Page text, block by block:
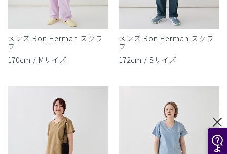
メンズ:Ron Herman スクラ
ブ
170cm / Mサイズ
メンズ:Ron Herman スクラ
ブ
172cm / Sサイズ